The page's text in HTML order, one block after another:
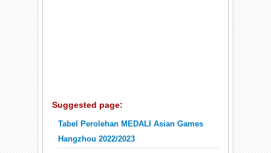
Suggested page:
Tabel Perolehan MEDALI Asian Games
Hangzhou 2022/2023